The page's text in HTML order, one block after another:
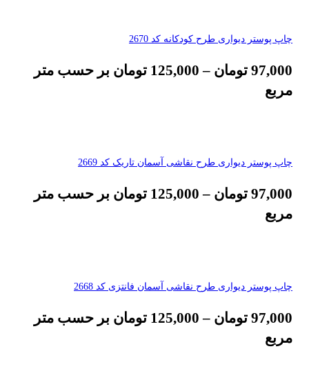
چاپ پوستر دیواری طرح کودکانه کد 2670
97,000 تومان –
125,000 تومان بر حسب متر
مربع
چاپ پوستر دیواری طرح نقاشی آسمان تاریک کد 2669
97,000 تومان –
125,000 تومان بر حسب متر
مربع
چاپ پوستر دیواری طرح نقاشی آسمان فانتزی کد 2668
97,000 تومان –
125,000 تومان بر حسب متر
مربع